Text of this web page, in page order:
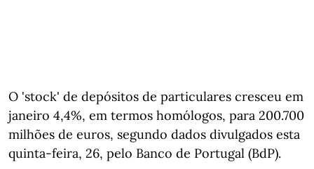
O 'stock' de depósitos de particulares cresceu em
janeiro 4,4%, em termos homólogos, para 200.700
milhões de euros, segundo dados divulgados esta
quinta-feira, 26, pelo Banco de Portugal (BdP).